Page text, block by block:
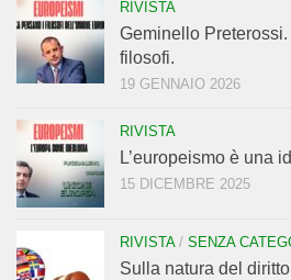
RIVISTA
Geminello Preterossi.
filosofi.
19 GENNAIO 2026
RIVISTA
L’europeismo è una
15 DICEMBRE 2025
RIVISTA/ SENZA
Sulla natura del